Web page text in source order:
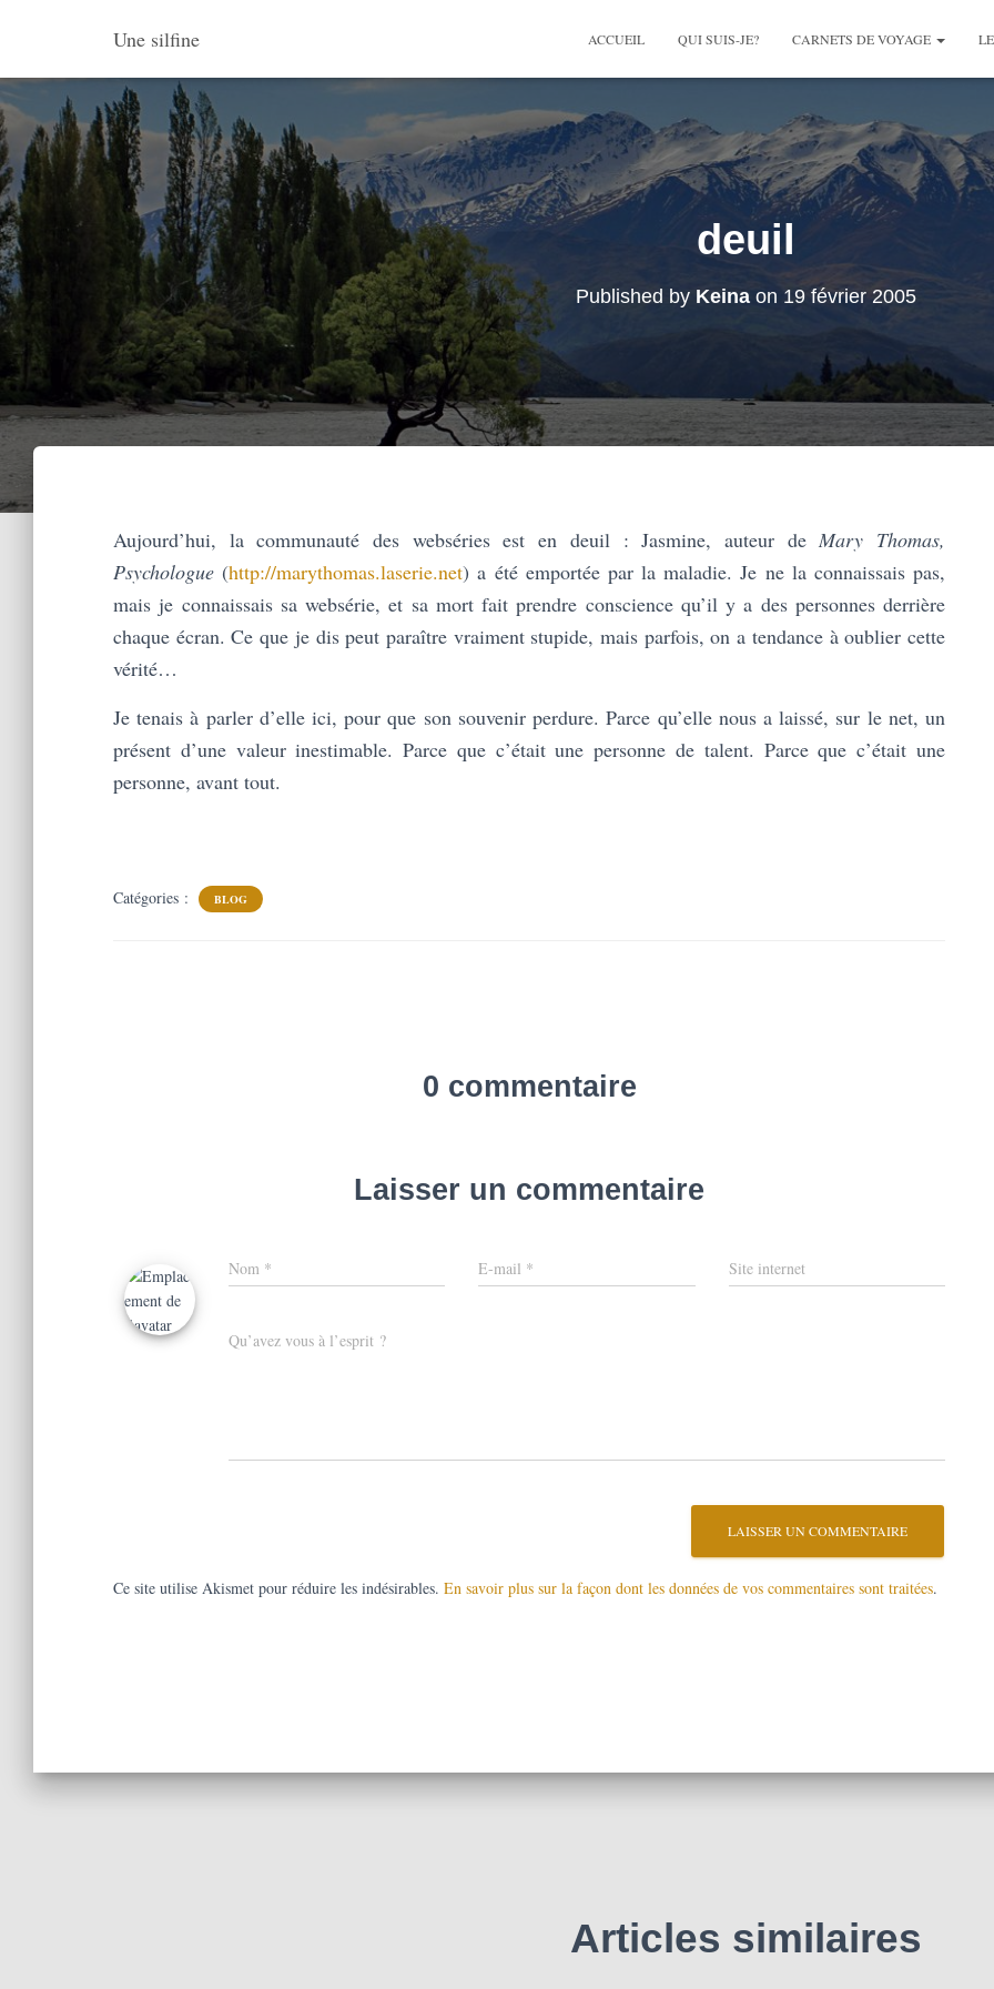
Une silfine ACCUEIL QUI SUIS-JE? CARNETS DE VOYAGE
deuil
Published by Keinaon 19 février 2005
Aujourd’hui, la communauté des webséries est en deuil : Jasmine, auteur deMary Thomas,
Psychologue (http://marythomas.laserie.net) a été emportée par la maladie. Je ne la connaissais pas,
mais je connaissais sa websérie, et sa mort fait prendre conscience qu’il y a des personnes derrière
chaque écran. Ce que je dis peut paraître vraiment stupide, mais parfois, on a tendance à oublier cette
vérité…
Je tenais à parler d’elle ici, pour que son souvenir perdure. Parce qu’elle nous a laissé, sur le net, un
présent d’une valeur inestimable. Parce que c’était une personne de talent. Parce que c’était une
personne, avant tout.
Catégories : BLOG
0 commentaire
Laisser un commentaire
Nom * E-mail * Site internet
Qu’avez vous à l’esprit ?
Ce site utilise Akismet pour réduire les indésirables. En savoir plus sur la façon dont les données de vos commentaires sont traitées.
Articles similaires